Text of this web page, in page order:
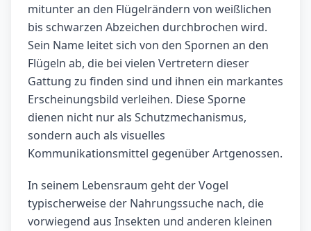
mitunter an den Flügelrändern von weißlichen
bis schwarzen Abzeichen durchbrochen wird.
Sein Name leitet sich von den Spornen an den
Flügeln ab, die bei vielen Vertretern dieser
Gattung zu finden sind und ihnen ein markantes
Erscheinungsbild verleihen. Diese Sporne
dienen nicht nur als Schutzmechanismus,
sondern auch als visuelles
Kommunikationsmittel gegenüber Artgenossen.
In seinem Lebensraum geht der Vogel
typischerweise der Nahrungssuche nach, die
vorwiegend aus Insekten und anderen kleinen